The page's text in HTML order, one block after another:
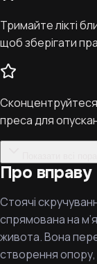
Тримайте лікті
щоб зберігати
преса для
Про вправу
Стоячі
спрямована на
живота. Вона
створення